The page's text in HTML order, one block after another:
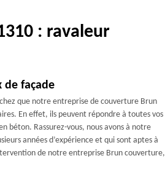
: ravaleur
de façade
que notre entreprise de couverture Brun
En effet, ils peuvent répondre à toutes vos
béton. Rassurez-vous, nous avons à notre
années d’expérience et qui sont aptes à
de notre entreprise Brun couverture,